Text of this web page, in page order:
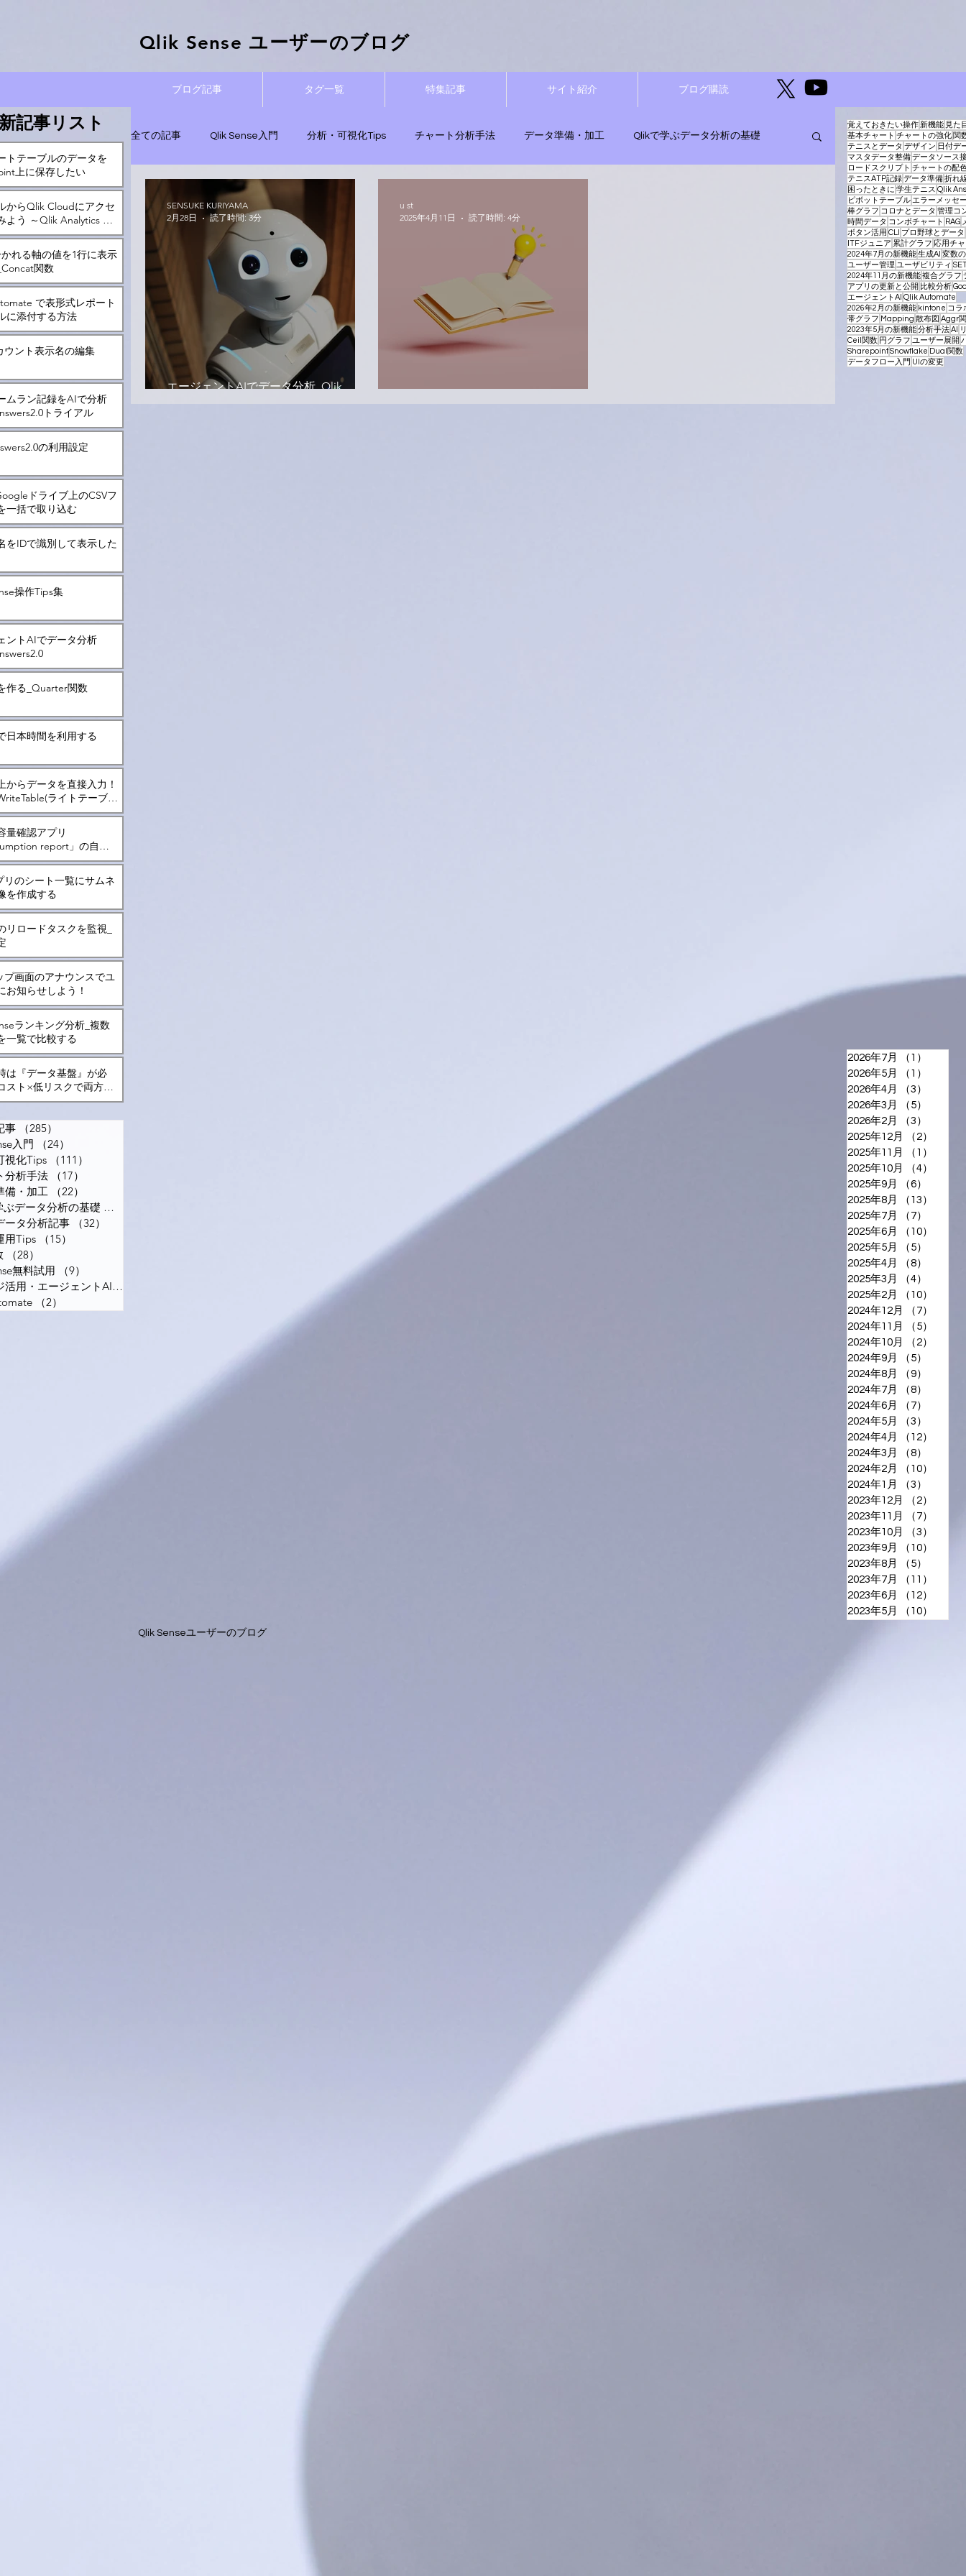
Qlik Sense ​ユーザーのブログ
ブログ記事 タグ一覧 特集記事 サイト紹介 ブログ購読
記事リスト
トテーブルのデータを
上に保存したい
からQlik Cloudにアクセ
よう ～Qlik Analytics ア
れる軸の値を1行に表示
関数
で表形式レポート
に添付する方法
ウント表示名の編集
ムラン記録をAIで分析
トライアル
の利用設定
ドライブ上のCSVフ
一括で取り込む
をIDで識別して表示した
操作Tips集
ントAIでデータ分析
作る_Quarter関数
日本時間を利用する
からデータを直接入力！
ライトテーブ
て
量確認アプリ
report」の自動
リのシート一覧にサムネ
を作成する
リロードタスクを監視_
プ画面のアナウンスでユ
お知らせしよう！
ランキング分析_複数
一覧で比較する
は『データ基盤』が必
スト×低リスクで両方を
方法とは？
事 （285）
入門
（24）
視化Tips
（111）
分析手法
（17）
備・加工
（22）
データ分析の基礎 （12）
ータ分析記事
（32）
用Tips
（15）
（28）
無料試用
（9）
ナレッジ活用・エージェントAI（6）
（2）
全ての記事 Qlik Sense入門 分析・可視化Tips チャート分析手法 データ準備・加工 Qlikで学ぶデータ分析の基礎
実践！データ分析記事
Qlik Automate
エージェントAIでデータ分析_Qlik
SENSUKE KURIYAMA
2月28日
読了時間: 3分
u st
2025年4月11日
読了時間: 4分
覚えておきたい操作 新機能 見た
基本チャート チャートの強化 関
テニスとデータ デザイン 日付デ
マスタデータ整備データソース
ロードスクリプト チャートの配
テニスATP記録データ準備折れ
困ったときに 学生テニス Qlik
ピボットテーブル エラーメッセ
棒グラフ コロナとデータ 管理コ
時間データ コンボチャート RAG
ボタン活用 CLI
プロ野球とデータ
ITFジュニア 累計グラフ 応用チ
2024年7月の新機能生成AI 変数
ユーザー管理 ユーザビリティ
2024年11月の新機能複合グラフ
アプリの更新と公開 比較分析
エージェントAI Qlik Automate
2026年2月の新機能 kintone コラ
帯グラフ Mapping 散布図 Aggr
2023年5月の新機能分析手法AI
Ceil関数 円グラフ ユーザー展開
SharepointSnowflake Dual関数
データフロー入門 UIの変更
2026年7月 （1）
2026年5月
（1）
2026年4月
（3）
2026年3月
（5）
2026年2月
（3）
2025年12月
（2）
2025年11月
（1）
2025年10月
（4）
2025年9月
（6）
2025年8月
（13）
2025年7月
（7）
2025年6月
（10）
2025年5月
（5）
2025年4月
（8）
2025年3月
（4）
2025年2月
（10）
2024年12月
（7）
2024年11月
（5）
2024年10月
（2）
2024年9月
（5）
2024年8月
（9）
2024年7月
（8）
2024年6月
（7）
2024年5月
（3）
2024年4月
（12）
2024年3月
（8）
2024年2月
（10）
2024年1月
（3）
2023年12月
（2）
2023年11月
（7）
2023年10月
（3）
2023年9月
（10）
2023年8月
（5）
2023年7月
（11）
2023年6月
（12）
2023年5月
（10）
Qlik Senseユーザーのブログ